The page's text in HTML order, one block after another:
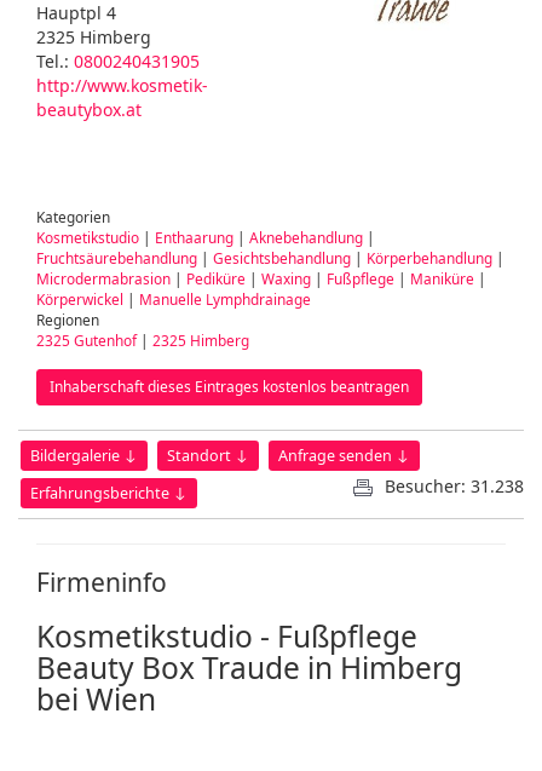
Hauptpl 4
2325 Himberg
Tel.: 0800240431905
http://www.kosmetik-
beautybox.at
Kategorien
Kosmetikstudio | Enthaarung | Aknebehandlung |
Fruchtsäurebehandlung | Gesichtsbehandlung | Körperbehandlung |
Microdermabrasion | Pediküre | Waxing | Fußpflege | Maniküre |
Körperwickel | Manuelle Lymphdrainage
Regionen
2325 Gutenhof| 2325 Himberg
Inhaberschaft dieses Eintrages kostenlos beantragen
Bildergalerie ↓ Standort ↓
Anfrage senden ↓
Erfahrungsberichte ↓
Besucher: 31.238
Firmeninfo
Kosmetikstudio - Fußpflege
Beauty Box Traude in Himberg
bei Wien